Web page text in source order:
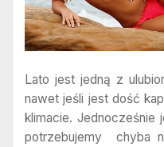
Lato jest jedną z
nawet jeśli jest dość
klimacie.
potrzebujemy chyba